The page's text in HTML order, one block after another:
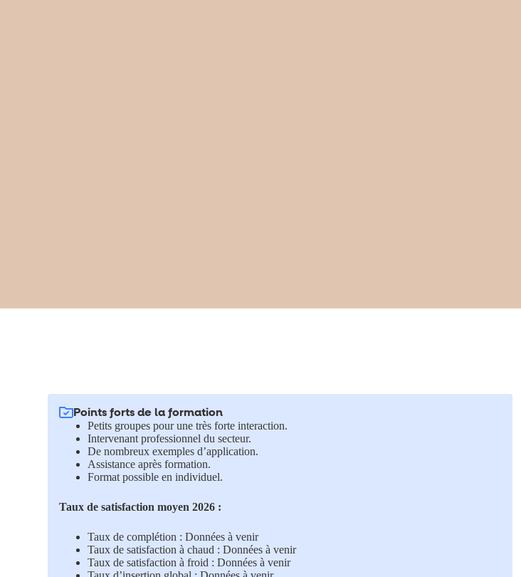
Points forts de la formation
Petits groupes pour une très forte interaction.
Intervenant professionnel du secteur.
De nombreux exemples d’application.
Assistance après formation.
Format possible en individuel.
Taux de satisfaction moyen 2026 :
Taux de complétion : Données à venir
Taux de satisfaction à chaud : Données à venir
Taux de satisfaction à froid : Données à venir